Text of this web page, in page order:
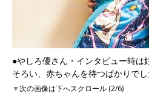
●やしろ優さん・インタビュー時は
そろい、赤ちゃんを待つばかりでし
▼次の画像は下へスクロール (2/6)